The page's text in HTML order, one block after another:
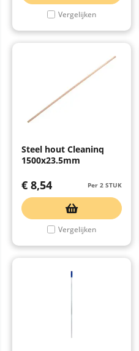
Vergelijken
Steel hout Cleaninq
1500x23.5mm
Per 2 STUK
€ 8,54
Vergelijken